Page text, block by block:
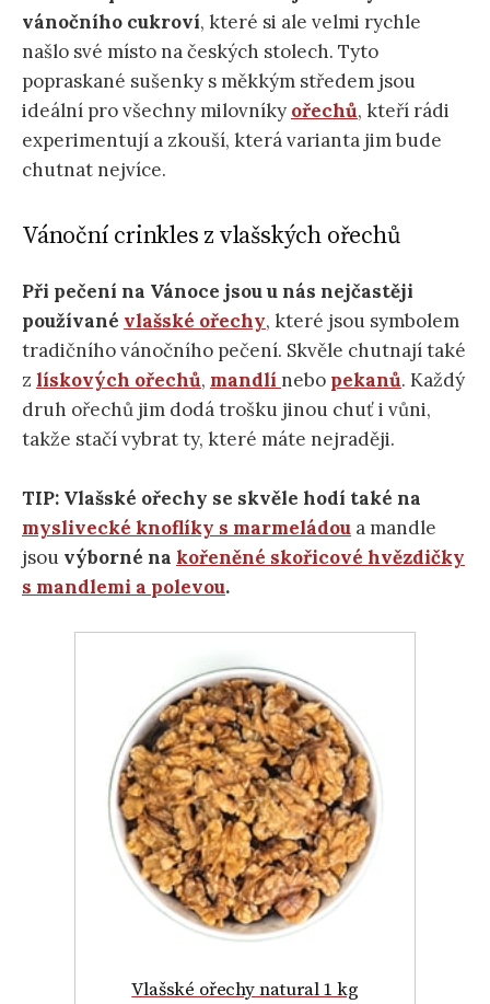
vánočního cukroví, které si ale velmi rychle
našlo své místo na českých stolech. Tyto
popraskané sušenky s měkkým středem jsou
ideální pro všechny milovníky ořechů, kteří rádi
experimentují a zkouší, která varianta jim bude
chutnat nejvíce.
Vánoční crinkles z vlašských ořechů
Při pečení na Vánoce jsou u nás nejčastěji
používané vlašské ořechy, které jsou symbolem
tradičního vánočního pečení. Skvěle chutnají také
z lískových ořechů, mandlí nebo pekanů. Každý
druh ořechů jim dodá trošku jinou chuť i vůni,
takže stačí vybrat ty, které máte nejraději.
TIP: Vlašské ořechy se skvěle hodí také na
myslivecké knoflíky s marmeládou a mandle
jsou výborné na kořeněné skořicové hvězdičky
s mandlemi a polevou.
Vlašské ořechy natural 1 kg